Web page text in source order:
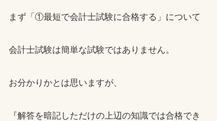
まず「①最短で会計士試験に合格する」について
会計士試験は簡単な試験ではありません。
お分かりかとは思いますが、
『解答を暗記しただけの上辺の知識では合格でき